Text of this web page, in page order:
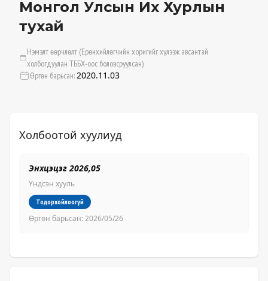
Монгол Улсын Их Хурлын
тухай
Нэмэлт өөрчлөлт (Ерөнхийлөгчийн хоригийг хүлээж авсантай
холбогдуулан ТББХ-оос боловсруулсан)
Өргөн барьсан:2020.11.03
Холбоотой хуулиуд
Энхцэцэг 2026,05
Үндсэн хууль
Тодорхойлоогүй
Өргөн барьсан: 2026/05/26